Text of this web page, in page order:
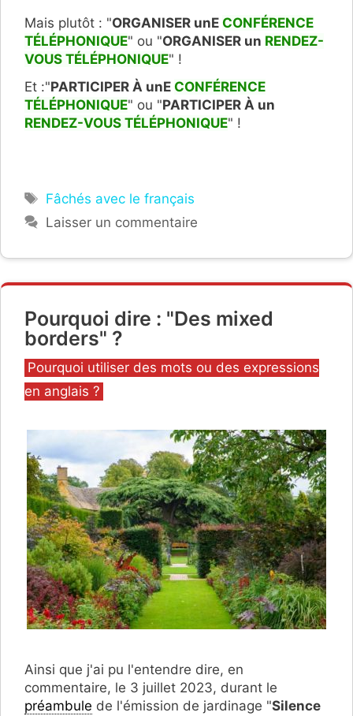
Mais plutôt : "ORGANISER unE CONFÉRENCE
TÉLÉPHONIQUE" ou "ORGANISER un RENDEZ-
VOUS TÉLÉPHONIQUE" !
Et :"PARTICIPER À unE CONFÉRENCE
TÉLÉPHONIQUE" ou "PARTICIPER À un
RENDEZ-VOUS TÉLÉPHONIQUE" !
Étiquettes
Fâchés avec le français
Laisser un commentaire
Pourquoi dire : "Des mixed
borders" ?
Catégories
Pourquoi utiliser des mots ou des expressions
en anglais ?
Ainsi que j'ai pu l'entendre dire, en
commentaire, le 3 juillet 2023, durant le
préambule de l'émission de jardinage "Silence